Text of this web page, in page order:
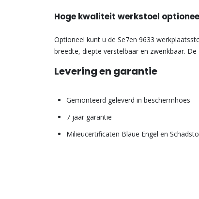
Hoge kwaliteit werkstoel
Optioneel kunt u de Se7en 9633
breedte, diepte verstelbaar en zwenkbaar.
Levering en garantie
Gemonteerd geleverd in beschermhoes
7 jaar garantie
Milieucertificaten Blaue Engel en